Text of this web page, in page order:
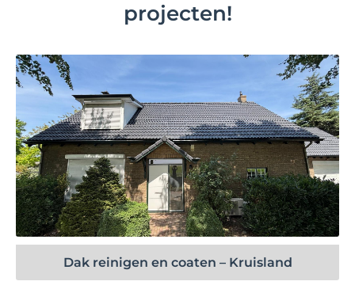
projecten!
Bekijk project
Dak reinigen en coaten – Kruisland